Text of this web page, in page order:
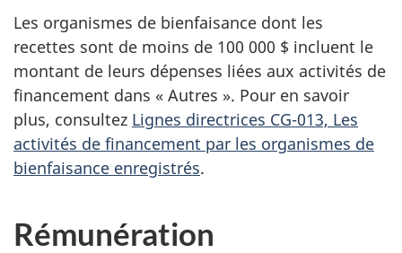
Les organismes de bienfaisance dont les
recettes sont de moins de 100 000 $ incluent le
montant de leurs dépenses liées aux activités de
financement dans « Autres ». Pour en savoir
plus, consultez Lignes directrices CG-013, Les
activités de financement par les organismes de
bienfaisance enregistrés.
Rémunération